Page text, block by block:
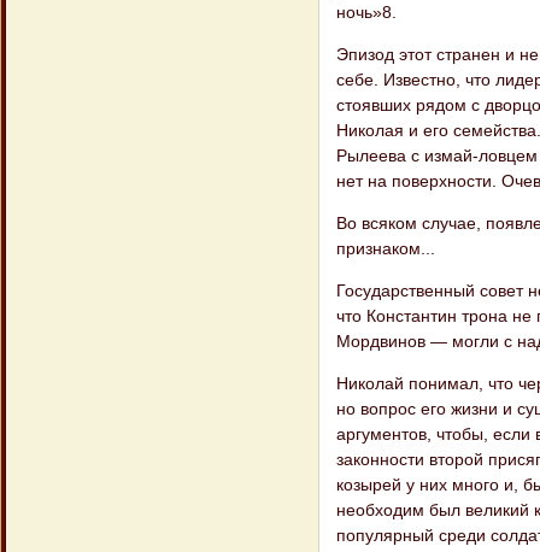
ночь»8.
Эпизод этот странен и
себе. Известно, что
стоявших рядом с
Николая и его
Рылеева с измай-
нет на поверхности.
Во всяком случае,
признаком...
Государственный совет
что Кон​стантин трона
Мордвинов — могли с
Николай понимал, что
но вопрос его жизни и
аргументов, чтобы, если
законности второй
козырей у них много и,
необходим был великий
популярный среди